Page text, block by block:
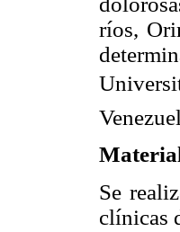
ríos,
Se
clínicas